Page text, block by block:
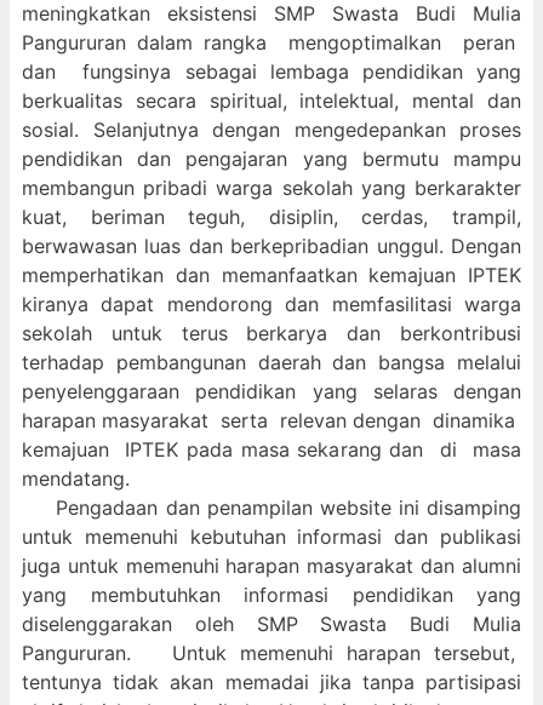
meningkatkan eksistensi SMP Swasta Budi Mulia
Pangururan dalam rangka mengoptimalkan peran
dan fungsinya sebagai lembaga pendidikan yang
berkualitas secara spiritual, intelektual, mental dan
sosial. Selanjutnya dengan mengedepankan proses
pendidikan dan pengajaran yang bermutu mampu
membangun pribadi warga sekolah yang berkarakter
kuat, beriman teguh, disiplin, cerdas, trampil,
berwawasan luas dan berkepribadian unggul. Dengan
memperhatikan dan memanfaatkan kemajuan IPTEK
kiranya dapat mendorong dan memfasilitasi warga
sekolah untuk terus berkarya dan berkontribusi
terhadap pembangunan daerah dan bangsa melalui
penyelenggaraan pendidikan yang selaras dengan
harapan masyarakat serta relevan dengan dinamika
kemajuan IPTEK pada masa sekarang dan di masa
mendatang.
Pengadaan dan penampilan website ini disamping
untuk memenuhi kebutuhan informasi dan publikasi
juga untuk memenuhi harapan masyarakat dan alumni
yang membutuhkan informasi pendidikan yang
diselenggarakan oleh SMP Swasta Budi Mulia
Pangururan. Untuk memenuhi harapan tersebut,
tentunya tidak akan memadai jika tanpa partisipasi